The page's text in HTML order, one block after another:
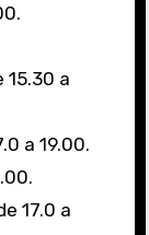
15.30 a
a 19.00.
17.0 a